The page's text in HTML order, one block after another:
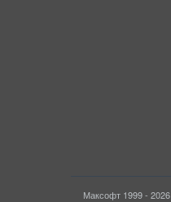
Максофт 1999 - 2026